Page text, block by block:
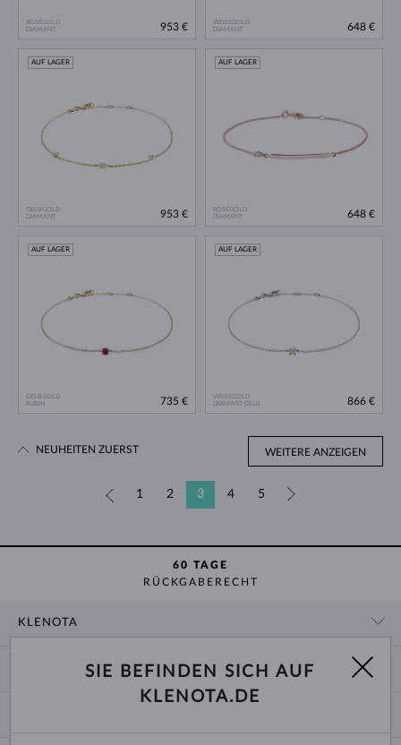
ROSÉGOLD
DIAMANT
953 €
WEISSGOLD
DIAMANT
648 €
GELBGOLD
DIAMANT
AUF LAGER
953 €
ROSÉGOLD
DIAMANT
AUF LAGER
648 €
GELBGOLD
RUBIN
AUF LAGER
735 €
WEISSGOLD
DIAMANT GELB
AUF LAGER
866 €
WEITERE ANZEIGEN
1 2 3 4 5
NEUHEITEN ZUERST
60 TAGE
RÜCKGABERECHT
KLENOTA
SHOWROOM
ZAHLUNG UND VERSAND
SIE BEFINDEN SICH AUF
KLENOTA.DE